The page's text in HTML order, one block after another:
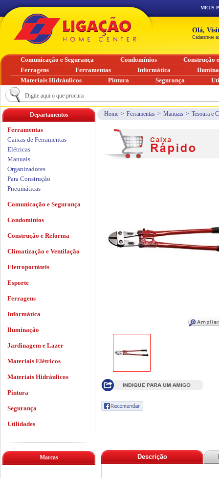
Home > Ferramentas > Manuais > Tesoura e
Descrição
Departamentos
Ferramentas
Caixas de Ferramentas
Elétricas
Manuais
Organizadores
Para Construção
Pneumáticas
Comunicação e Segurança
Condomínios
Construção e Reforma
Climatização e Ventilação
Eletroportáteis
Esporte
Ferragens
Informática
Iluminação
Jardinagem e Lazer
Materiais Elétricos
Materiais Hidráulicos
Pintura
Segurança
Utilidades
Marcas
MEUS
Olá,
Cadastre-se
Comunicação e Segurança Condomínios
Construção
Ferragens
Ferramentas Informática
Materiais Hidráulicos
Pintura Segurança